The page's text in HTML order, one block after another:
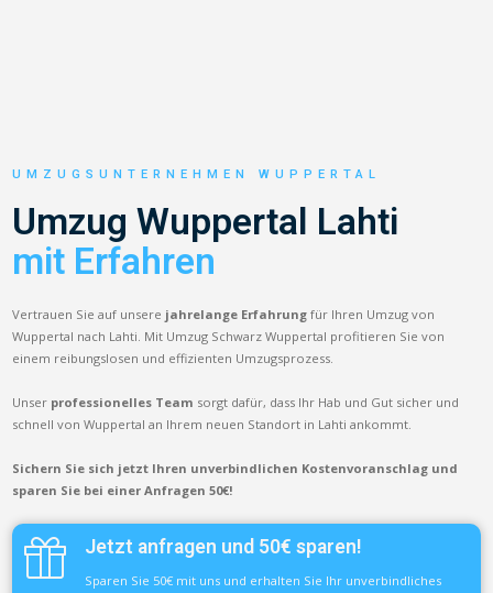
UMZUGSUNTERNEHMEN WUPPERTAL
Umzug Wuppertal Lahti
mit Erfahren
Vertrauen Sie auf unsere jahrelange Erfahrung für Ihren Umzug von
Wuppertal nach Lahti. Mit Umzug Schwarz Wuppertal profitieren Sie von
einem reibungslosen und effizienten Umzugsprozess.
Unser professionelles Team sorgt dafür, dass Ihr Hab und Gut sicher und
schnell von Wuppertal an Ihrem neuen Standort in Lahti ankommt.
Sichern Sie sich jetzt Ihren unverbindlichen Kostenvoranschlag und
sparen Sie bei einer Anfragen 50€!
Jetzt anfragen und 50€ sparen!
Sparen Sie 50€ mit uns und erhalten Sie Ihr unverbindliches